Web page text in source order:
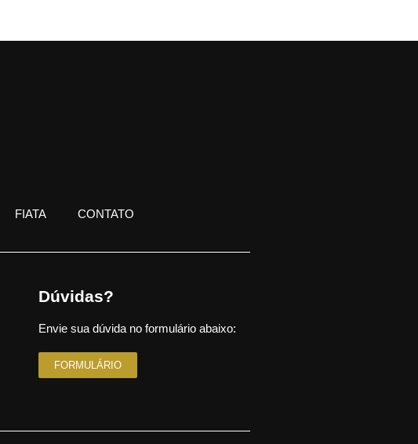
FIATA CONTATO
Dúvidas?
Envie sua dúvida no formulário abaixo:
FORMULÁRIO